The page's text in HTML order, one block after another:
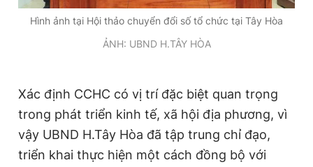
Hình ảnh tại Hội thảo chuyển đổi số tổ chức tại Tây Hòa
ẢNH: UBND H.TÂY HÒA
Xác định CCHC có vị trí đặc biệt quan trọng
trong phát triển kinh tế, xã hội địa phương, vì
vậy UBND H.Tây Hòa đã tập trung chỉ đạo,
triển khai thực hiện một cách đồng bộ với